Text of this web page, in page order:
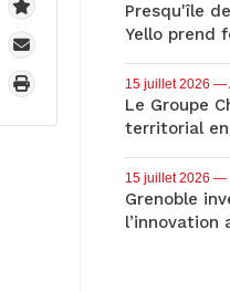
Presqu'île
Yello prend
15 juillet 2026 —
Le Groupe
territorial en
15 juillet 2026 —
Grenoble
l’innovation